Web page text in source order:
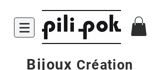
Bijoux Création